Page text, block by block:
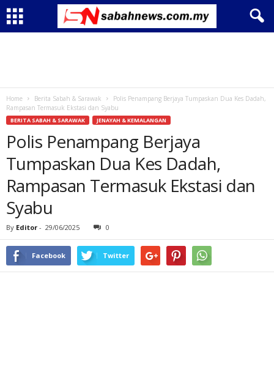
Home Berita Sabah & Sarawak
Polis Penampang Berjaya Tumpaskan Dua Kes Dadah,
Rampasan Termasuk Ekstasi dan Syabu
BERITA SABAH & SARAWAK JENAYAH & KEMALANGAN
Polis Penampang Berjaya
Tumpaskan Dua Kes Dadah,
Rampasan Termasuk Ekstasi dan
Syabu
By Editor - 29/06/2025 0
Facebook Twitter